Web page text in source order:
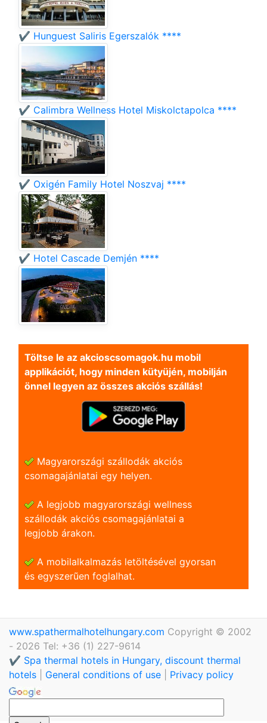
✔️ Hunguest Saliris Egerszalók ****
✔️ Calimbra Wellness Hotel Miskolctapolca ****
✔️ Oxigén Family Hotel Noszvaj ****
✔️ Hotel Cascade Demjén ****
Töltse le az akcioscsomagok.hu mobil
applikációt, hogy minden kütyüjén, mobilján
önnel legyen az összes akciós szállás!
Magyarországi szállodák akciós
csomagajánlatai egy helyen.
A legjobb magyarországi wellness
szállodák akciós csomagajánlatai a
legjobb árakon.
A mobilalkalmazás letöltésével gyorsan
és egyszerũen foglalhat.
www.spathermalhotelhungary.com Copyright © 2002
- 2026 Tel: +36 (1) 227-9614
✔️ Spa thermal hotels in Hungary, discount thermal
hotels
General conditions of use Privacy policy